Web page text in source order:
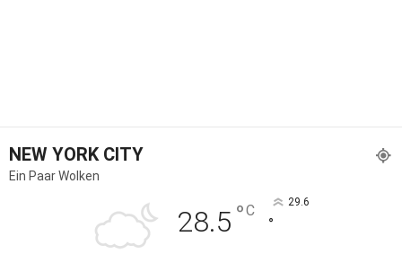
NEW YORK CITY
Ein Paar Wolken
28.5 °C 29.6
°